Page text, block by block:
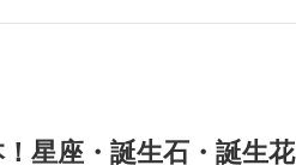
星座・誕生石・誕生花